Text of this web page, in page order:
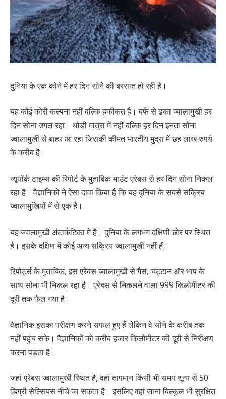
दुनिया के एक कोने में हर दिन सोने की बरसात हो रही है।
यह कोई कोरी कल्पना नहीं बल्कि हकीकत है। बर्फ से ढका ज्वालामुखी हर
दिन सोना उगल रहा। थोड़ी मात्रा में नहीं बल्कि हर दिन इनता सोना
ज्वालामुखी से बाहर आ रहा जिसकी कीमत भारतीय मुद्रा में छह लाख रुपये
के करीब है।
न्यूयॉर्क टाइम्स की रिपोर्ट के मुताबिक माउंट एरेबस से हर दिन सोना निकल
रहा है। वैज्ञानिकों ने ऐसा दावा किया है कि यह दुनिया के सबसे सक्रिय
ज्वालामुखियों में से एक है।
यह ज्वालामुखी अंटार्कटिका में है। दुनिया के लगभग दक्षिणी छोर पर स्थित
है। इसके दक्षिण में कोई अन्य सक्रिय ज्वालामुखी नहीं हैं।
रिपोर्ट्स के मुताबिक, इस एरेबस ज्वालामुखी से गैस, चट्टान और भाप के
साथ सोना भी निकल रहा है। एरेबस से निकलने वाला 999 किलोमीटर की
दूरी तक फैल गया है।
वैज्ञानिक इसका परीक्षण करने सफल हुए हैं लेकिन वे सोने के करीब तक
नहीं पहुंच सके। वैज्ञानिकों को करीब हजार किलोमीटर की दूरी से निरीक्षण
करना पड़ता है।
जहां एरेबस ज्वालामुखी स्थित है, वहां तापमान किसी भी समय शून्य से 50
डिग्री सेल्सियस नीचे जा सकता है। इसलिए वहां जाना बिल्कुल भी सुरक्षित